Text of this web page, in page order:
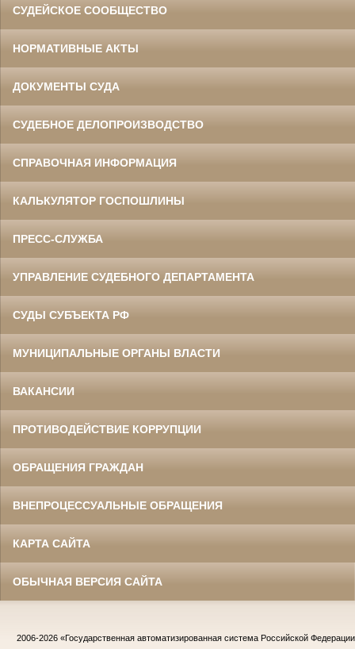
СУДЕЙСКОЕ СООБЩЕСТВО
НОРМАТИВНЫЕ АКТЫ
ДОКУМЕНТЫ СУДА
СУДЕБНОЕ ДЕЛОПРОИЗВОДСТВО
СПРАВОЧНАЯ ИНФОРМАЦИЯ
КАЛЬКУЛЯТОР ГОСПОШЛИНЫ
ПРЕСС-СЛУЖБА
УПРАВЛЕНИЕ СУДЕБНОГО ДЕПАРТАМЕНТА
СУДЫ СУБЪЕКТА РФ
МУНИЦИПАЛЬНЫЕ ОРГАНЫ ВЛАСТИ
ВАКАНСИИ
ПРОТИВОДЕЙСТВИЕ КОРРУПЦИИ
ОБРАЩЕНИЯ ГРАЖДАН
ВНЕПРОЦЕССУАЛЬНЫЕ ОБРАЩЕНИЯ
КАРТА САЙТА
ОБЫЧНАЯ ВЕРСИЯ САЙТА
2006-2026 «Государственная автоматизированная система Российской